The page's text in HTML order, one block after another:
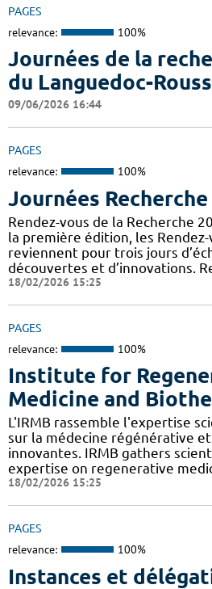
PAGES
relevance: 100%
Journées de la
du Languedoc-
09/06/2026 16:44
PAGES
relevance: 100%
Journées Recherche
Rendez-vous de la Recherche
la première édition, les
reviennent pour trois jours
découvertes et d’innovations.
18/02/2026 15:25
PAGES
relevance: 100%
Institute for
Medicine and
L'IRMB rassemble l'expertise
sur la médecine régénérative
innovantes. IRMB gathers
expertise on regenerative
18/02/2026 15:25
PAGES
relevance: 100%
Instances et